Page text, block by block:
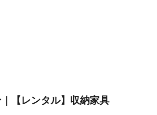
【レンタル】収納家具